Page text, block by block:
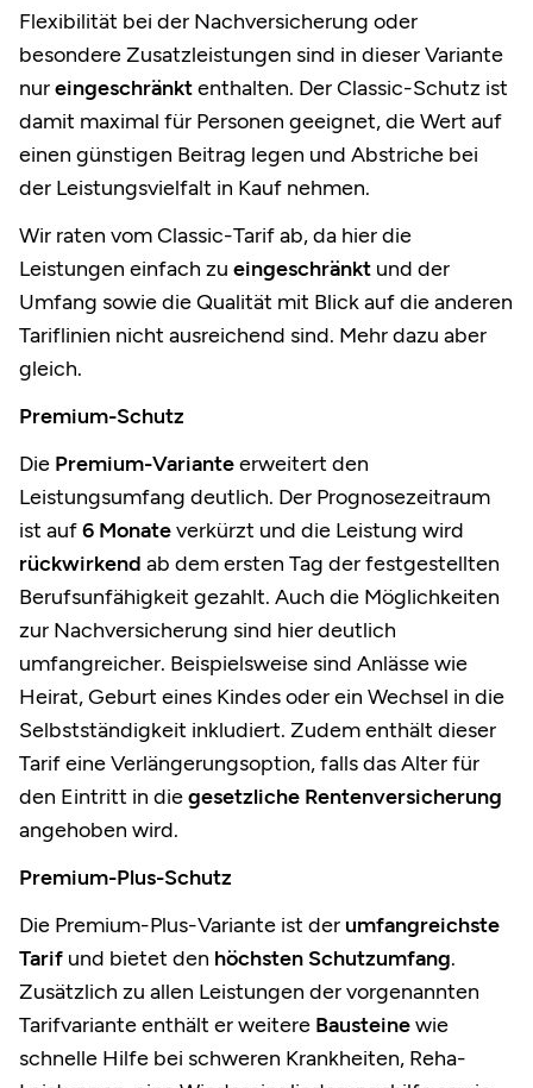
Flexibilität bei der Nachversicherung oder
besondere Zusatzleistungen sind in dieser Variante
nureingeschränktenthalten. Der Classic-Schutz ist
damit maximal für Personen geeignet, die Wert auf
einen günstigen Beitrag legen und Abstriche bei
der Leistungsvielfalt in Kauf nehmen.
Wir raten vom Classic-Tarif ab, da hier die
Leistungen einfach zu eingeschränkt und der
Umfang sowie die Qualität mit Blick auf die anderen
Tariflinien nicht ausreichend sind. Mehr dazu aber
gleich.
Premium-Schutz
Die Premium-Varianteerweitert den
Leistungsumfang deutlich. Der Prognosezeitraum
ist auf6 Monateverkürzt und die Leistung wird
rückwirkend ab dem ersten Tag der festgestellten
Berufsunfähigkeit gezahlt. Auch die Möglichkeiten
zur Nachversicherung sind hier deutlich
umfangreicher. Beispielsweise sind Anlässe wie
Heirat, Geburt eines Kindes oder ein Wechsel in die
Selbstständigkeit inkludiert. Zudem enthält dieser
Tarif eine Verlängerungsoption, falls das Alter für
den Eintritt in diegesetzliche Rentenversicherung
angehoben wird.
Premium-Plus-Schutz
Die Premium-Plus-Variante ist der umfangreichste
Tarif und bietet den höchsten Schutzumfang.
Zusätzlich zu allen Leistungen der vorgenannten
Tarifvariante enthält er weitere Bausteinewie
schnelle Hilfe bei schweren Krankheiten, Reha-